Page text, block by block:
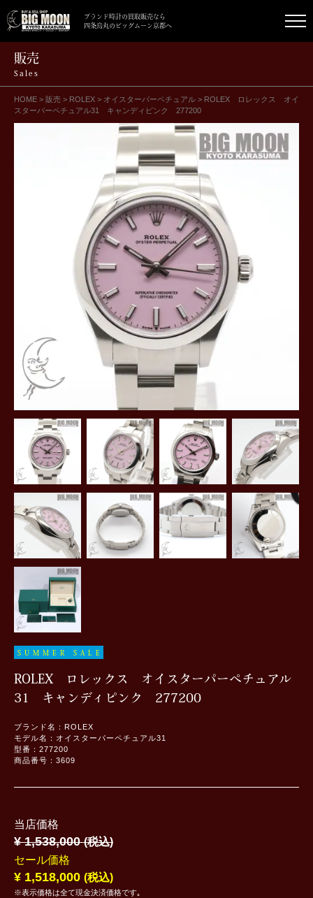
ブランド時計の買取販売なら
四条烏丸のビッグムーン京都へ
販売
Sales
HOME > 販売 > ROLEX > オイスターパーペチュアル > ROLEX ロレックス オイ
スターパーペチュアル31 キャンディピンク 277200
SUMMER SALE
ROLEX ロレックス オイスターパーペチュアル
31 キャンディピンク 277200
ブランド名：ROLEX
モデル名：オイスターパーペチュアル31
型番：277200
商品番号：3609
当店価格
¥ 1,538,000(税込)
セール価格
¥ 1,518,000 (税込)
※表示価格は全て現金決済価格です｡